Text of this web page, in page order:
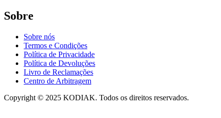
Sobre
Sobre nós
Termos e Condições
Política de Privacidade
Política de Devoluções
Livro de Reclamações
Centro de Arbitragem
Copyright © 2025 KODIAK. Todos os direitos reservados.